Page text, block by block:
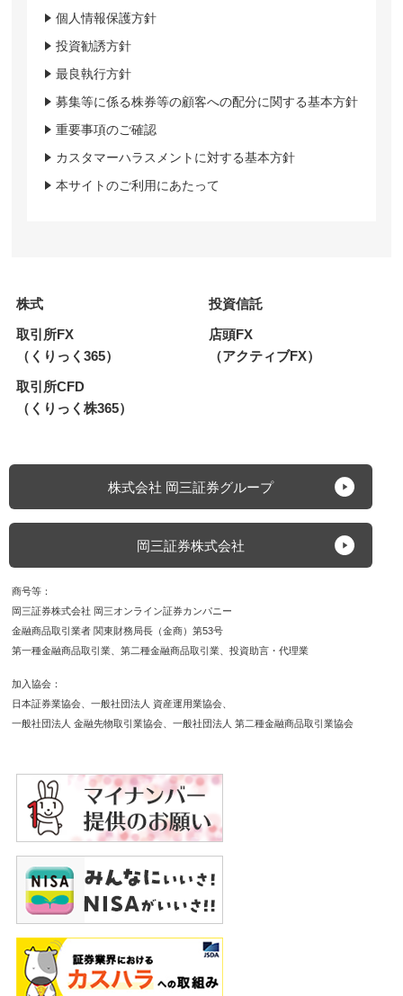
個人情報保護方針
投資勧誘方針
最良執行方針
募集等に係る株券等の顧客への配分に関する基本方針
重要事項のご確認
カスタマーハラスメントに対する基本方針
本サイトのご利用にあたって
株式
投資信託
取引所FX
（くりっく365）
店頭FX
（アクティブFX）
取引所CFD
（くりっく株365）
株式会社 岡三証券グループ
岡三証券株式会社
商号等
岡三証券株式会社 岡三オンライン証券カンパニー
金融商品取引業者 関東財務局長（金商）第53号
第一種金融商品取引業
第二種金融商品取引業 投資助言・代理業
加入協会
日本証券業協会
一般社団法人 資産運用業協会
一般社団法人 金融先物取引業協会
一般社団法人 第二種金融商品取引業協会